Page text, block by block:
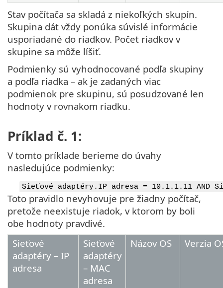
Stav počítača sa skladá z niekoľkých skupín.
Skupina dát vždy ponúka súvislé informácie
usporiadané do riadkov. Počet riadkov v
skupine sa môže líšiť.
Podmienky sú vyhodnocované podľa skupiny
a podľa riadka – ak je zadaných viac
podmienok pre skupinu, sú posudzované len
hodnoty v rovnakom riadku.
Príklad č. 1:
V tomto príklade berieme do úvahy
nasledujúce podmienky:
Sieťové adaptéry.IP adresa = 10.1.1.11 AND
Toto pravidlo nevyhovuje pre žiadny počítač,
pretože neexistuje riadok, v ktorom by boli
obe hodnoty pravdivé.
Sieťové
adaptéry – IP
adresa
Sieťové
adaptéry
– MAC
adresa
Názov OS Verzia